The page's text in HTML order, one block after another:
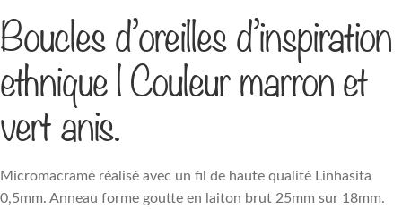
Boucles d’oreilles d’inspiration
ethnique | Couleur marron et
vert anis.
Micromacramé réalisé avec un fil de haute qualité Linhasita
0,5mm. Anneau forme goutte en laiton brut 25mm sur 18mm.